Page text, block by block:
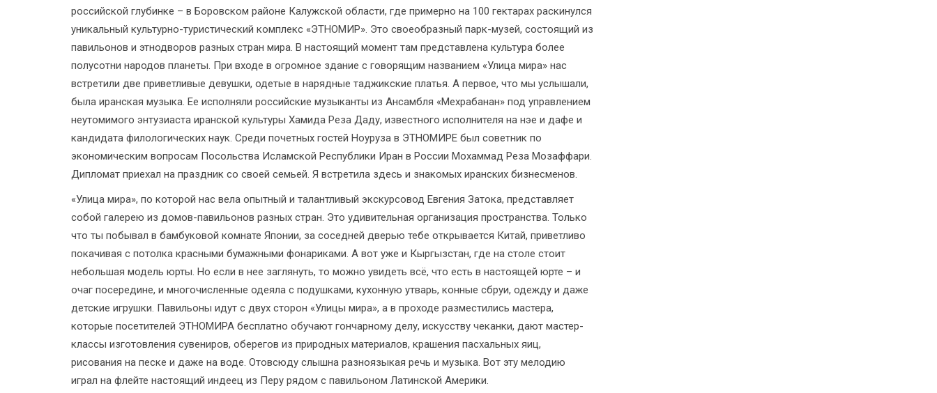
российской глубинке – в Боровском районе Калужской области, где примерно на 100 гектарах раскинулся
уникальный культурно-туристический комплекс «ЭТНОМИР». Это своеобразный парк-музей, состоящий из
павильонов и этнодворов разных стран мира. В настоящий момент там представлена культура более
полусотни народов планеты. При входе в огромное здание с говорящим названием «Улица мира» нас
встретили две приветливые девушки, одетые в нарядные таджикские платья. А первое, что мы услышали,
была иранская музыка. Ее исполняли российские музыканты из Ансамбля «Мехрабанан» под управлением
неутомимого энтузиаста иранской культуры Хамида Реза Даду, известного исполнителя на нэе и дафе и
кандидата филологических наук. Среди почетных гостей Ноуруза в ЭТНОМИРЕ был советник по
экономическим вопросам Посольства Исламской Республики Иран в России Мохаммад Реза Мозаффари.
Дипломат приехал на праздник со своей семьей. Я встретила здесь и знакомых иранских бизнесменов.
«Улица мира», по которой нас вела опытный и талантливый экскурсовод Евгения Затока, представляет
собой галерею из домов-павильонов разных стран. Это удивительная организация пространства. Только
что ты побывал в бамбуковой комнате Японии, за соседней дверью тебе открывается Китай, приветливо
покачивая с потолка красными бумажными фонариками. А вот уже и Кыргызстан, где на столе стоит
небольшая модель юрты. Но если в нее заглянуть, то можно увидеть всё, что есть в настоящей юрте – и
очаг посередине, и многочисленные одеяла с подушками, кухонную утварь, конные сбруи, одежду и даже
детские игрушки. Павильоны идут с двух сторон «Улицы мира», а в проходе разместились мастера,
которые посетителей ЭТНОМИРА бесплатно обучают гончарному делу, искусству чеканки, дают мастер-
классы изготовления сувениров, оберегов из природных материалов, крашения пасхальных яиц,
рисования на песке и даже на воде. Отовсюду слышна разноязыкая речь и музыка. Вот эту мелодию
играл на флейте настоящий индеец из Перу рядом с павильоном Латинской Америки.